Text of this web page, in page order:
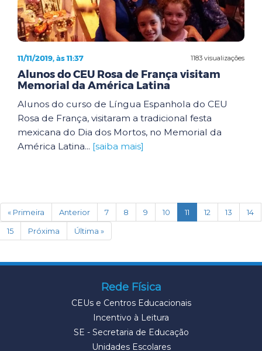
1183 visualizações
11/11/2019, às 11:37
Alunos do CEU Rosa de França visitam
Memorial da América Latina
Alunos do curso de Língua Espanhola do CEU
Rosa de França, visitaram a tradicional festa
mexicana do Dia dos Mortos, no Memorial da
América Latina... [saiba mais]
« Primeira Anterior 7 8 9 10 11 (current)
12 13
14
15
Próxima Última »
Rede Física
CEUs e Centros Educacionais
Incentivo à Leitura
SE - Secretaria de Educação
Unidades Escolares